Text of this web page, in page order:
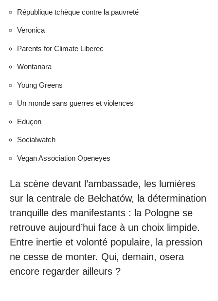
République tchèque contre la pauvreté
Veronica
Parents for Climate Liberec
Wontanara
Young Greens
Un monde sans guerres et violences
Eduçon
Socialwatch
Vegan Association Openeyes
La scène devant l’ambassade, les lumières
sur la centrale de Bełchatów, la détermination
tranquille des manifestants : la Pologne se
retrouve aujourd’hui face à un choix limpide.
Entre inertie et volonté populaire, la pression
ne cesse de monter. Qui, demain, osera
encore regarder ailleurs ?